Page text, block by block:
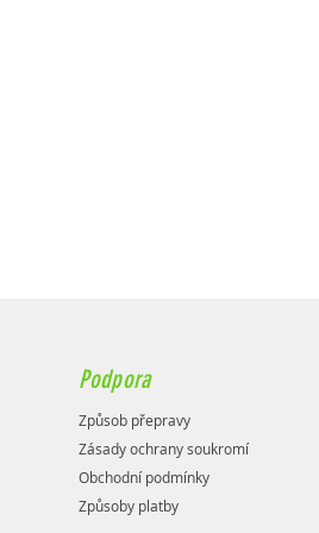
Podpora
Způsob přepravy
Zásady ochrany soukromí
Obchodní podmínky
Způsoby platby